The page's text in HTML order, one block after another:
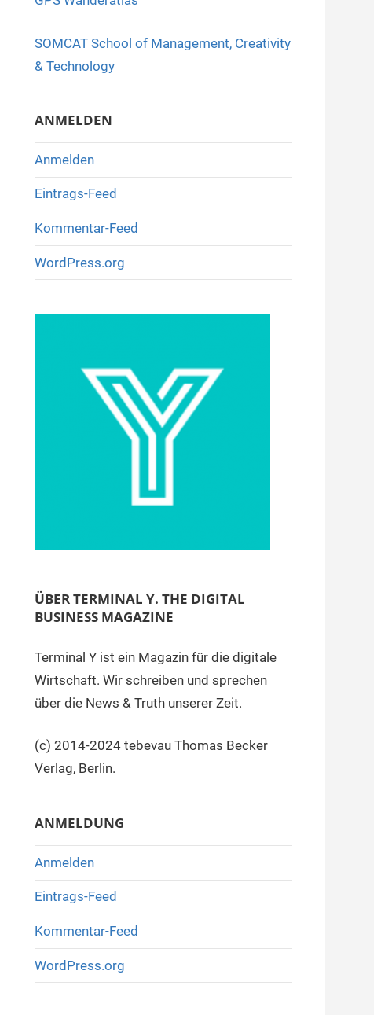
o
k
SOMCAT School of Management, Creativity
& Technology
ANMELDEN
Anmelden
Eintrags-Feed
Kommentar-Feed
WordPress.org
ÜBER TERMINAL Y. THE DIGITAL
BUSINESS MAGAZINE
Terminal Y ist ein Magazin für die digitale
Wirtschaft. Wir schreiben und sprechen
über die News & Truth unserer Zeit.
(c) 2014-2024 tebevau Thomas Becker
Verlag, Berlin.
ANMELDUNG
Anmelden
Eintrags-Feed
Kommentar-Feed
WordPress.org